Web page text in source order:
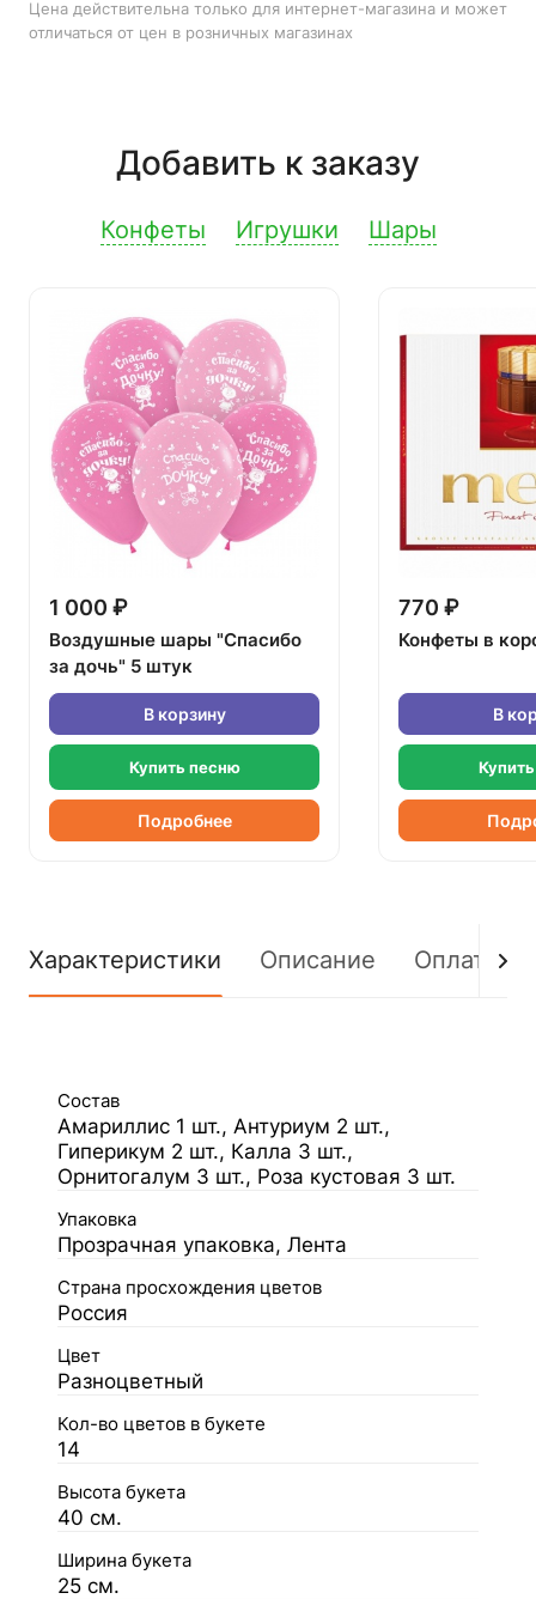
Цена действительна только для интернет-магазина и может
отличаться от цен в розничных магазинах
Добавить к заказу
Конфеты Игрушки Шары
1 000 ₽
Воздушные шары "Спасибо
за дочь" 5 штук
В корзину
Купить песню
Подробнее
770 ₽
Конфеты в
В
Характеристики Описание Оплата
Состав
Амариллис 1 шт., Антуриум 2 шт.,
Гиперикум 2 шт., Калла 3 шт.,
Орнитогалум 3 шт., Роза кустовая 3 шт.
Упаковка
Прозрачная упаковка, Лента
Страна просхождения цветов
Россия
Цвет
Разноцветный
Кол-во цветов в букете
14
Высота букета
40 см.
Ширина букета
25 см.